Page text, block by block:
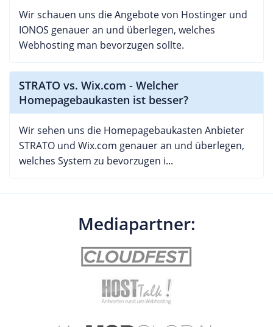
Wir schauen uns die Angebote von Hostinger und
IONOS genauer an und überlegen, welches
Webhosting man bevorzugen sollte.
STRATO vs. Wix.com - Welcher
Homepagebaukasten ist besser?
Wir sehen uns die Homepagebaukasten Anbieter
STRATO und Wix.com genauer an und überlegen,
welches System zu bevorzugen i...
Mediapartner: